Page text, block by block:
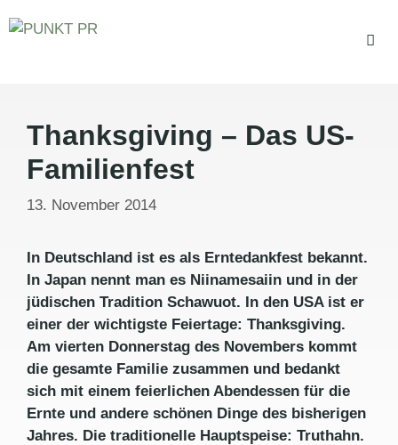
Inhalt
Thanksgiving – Das US-
Familienfest
13. November 2014
In Deutschland ist es als Erntedankfest bekannt.
In Japan nennt man es Niinamesaiin und in der
jüdischen Tradition Schawuot. In den USA ist er
einer der wichtigste Feiertage: Thanksgiving.
Am vierten Donnerstag des Novembers kommt
die gesamte Familie zusammen und bedankt
sich mit einem feierlichen Abendessen für die
Ernte und andere schönen Dinge des bisherigen
Jahres. Die traditionelle Hauptspeise: Truthahn.